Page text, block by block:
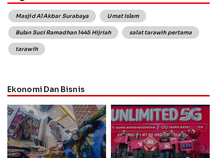
Masjid Al Akbar Surabaya Umat Islam
Bulan Suci Ramadhan 1445 Hijriah salat tarawih pertama
tarawih
Ekonomi Dan Bisnis